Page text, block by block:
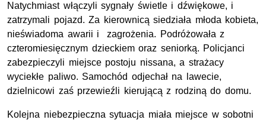
Natychmiast włączyli sygnały świetle i dźwiękowe, i
zatrzymali pojazd. Za kierownicą siedziała młoda kobieta,
nieświadoma awarii i zagrożenia. Podróżowała z
czteromiesięcznym dzieckiem oraz seniorką. Policjanci
zabezpieczyli miejsce postoju nissana, a strażacy
wyciekłe paliwo. Samochód odjechał na lawecie,
dzielnicowi zaś przewieźli kierującą z rodziną do domu.
Kolejna niebezpieczna sytuacja miała miejsce w sobotni